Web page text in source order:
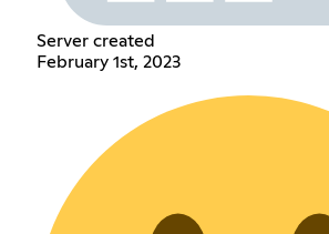
Server created
February 1st, 2023